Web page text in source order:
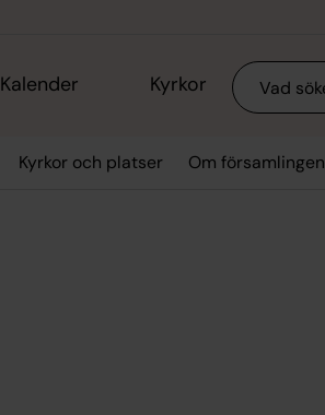
Kalender Kyrkor Sök
Kyrkor och platser Om församlingen